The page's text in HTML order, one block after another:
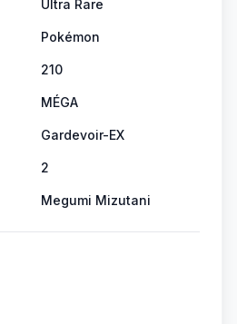
Ultra Rare
Pokémon
210
MÉGA
Gardevoir-EX
2
Megumi Mizutani